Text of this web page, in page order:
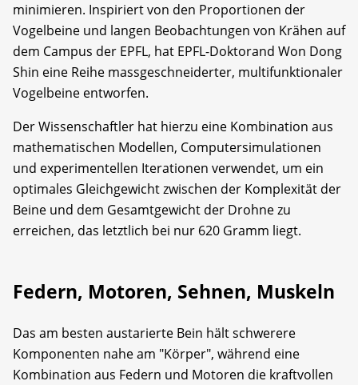
minimieren. Inspiriert von den Proportionen der
Vogelbeine und langen Beobachtungen von Krähen auf
dem Campus der EPFL, hat EPFL-Doktorand Won Dong
Shin eine Reihe massgeschneiderter, multifunktionaler
Vogelbeine entworfen.
Der Wissenschaftler hat hierzu eine Kombination aus
mathematischen Modellen, Computersimulationen
und experimentellen Iterationen verwendet, um ein
optimales Gleichgewicht zwischen der Komplexität der
Beine und dem Gesamtgewicht der Drohne zu
erreichen, das letztlich bei nur 620 Gramm liegt.
Federn, Motoren, Sehnen, Muskeln
Das am besten austarierte Bein hält schwerere
Komponenten nahe am "Körper", während eine
Kombination aus Federn und Motoren die kraftvollen